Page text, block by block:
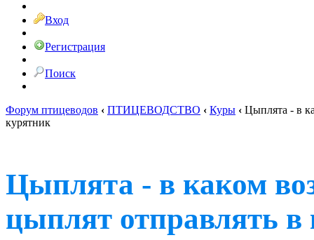
Вход
Регистрация
Поиск
Форум птицеводов ‹ ПТИЦЕВОДСТВО ‹ Куры ‹ Цыплята - в
курятник
Цыплята - в каком
цыплят отправлять в